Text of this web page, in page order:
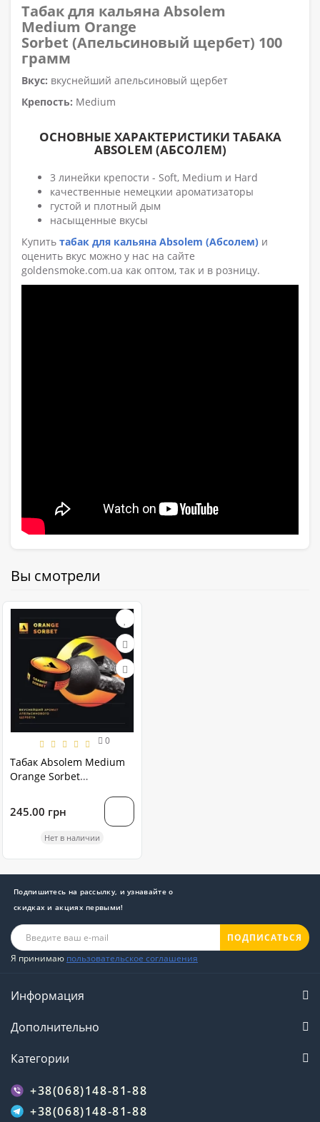
Табак для кальяна Absolem
Medium Orange
Sorbet (Апельсиновый щербет) 100
грамм
Вкус: вкуснейший апельсиновый щербет
Крепость: Medium
ОСНОВНЫЕ ХАРАКТЕРИСТИКИ ТАБАКА
ABSOLEM (АБСОЛЕМ)
3 линейки крепости - Soft, Medium и Hard
качественные немецкии ароматизаторы
густой и плотный дым
насыщенные вкусы
Купить табак для кальяна Absolem (Абсолем) и
оценить вкус можно у нас на сайте
goldensmoke.com.ua как оптом, так и в розницу.
Вы смотрели
0
Табак Absolem Medium
Orange Sorbet
100 грамм
245.00 грн
Нет в наличии
Подпишитесь на рассылку, и узнавайте о
скидках и акциях первыми!
ПОДПИСАТЬСЯ
Я принимаю пользовательское соглашения
Информация
Дополнительно
Категории
+38(068)148-81-88
+38(068)148-81-88